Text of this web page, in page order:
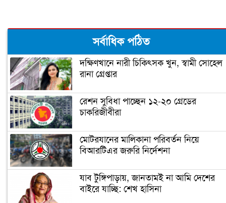
মধ্যবিত্তদের জন্য তৈরি ফ্ল্যাটের দাম আকাশ
ছোঁয়া (ভিডিও)
প্রধানমন্ত্রী আজ উদ্বোধন করবেন গোলাম
শিশু নির্যাতন ধামাচাপা দিতে ভাস্কর্যবিরোধী
অবস্থান (ভিডিও)
উদযাপনে আমন্ত্রণ
সর্বাধিক পঠিত
দক্ষিণখানে নারী চিকিৎসক খুন, স্বামী সোহেল
রানা গ্রেপ্তার
রেশন সুবিধা পাচ্ছেন ১২-২০ গ্রেডের
চাকরিজীবীরা
মোটরযানের মালিকানা পরিবর্তন নিয়ে
বিআরটিএর জরুরি নির্দেশনা
যাব টুঙ্গিপাড়ায়, জানতামই না আমি দেশের
বাইরে যাচ্ছি: শেখ হাসিনা